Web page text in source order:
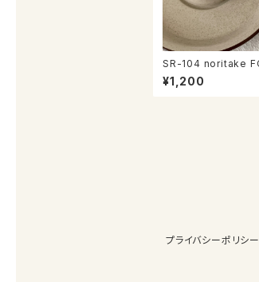
SR-104 noritake FOLK STON
E カップ＆ソーサー
¥1,200
プライバシーポリシー